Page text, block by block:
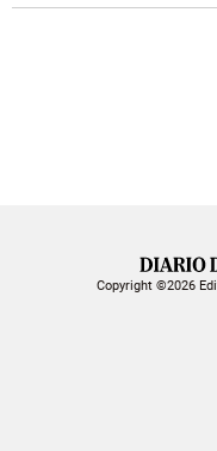
Copyright ©2026